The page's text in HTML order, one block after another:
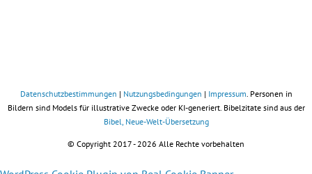
Datenschutzbestimmungen | Nutzungsbedingungen | Impressum . Personen in
Bildern sind Models für illustrative Zwecke oder KI-generiert. Bibelzitate sind aus der
Bibel, Neue-Welt-Übersetzung
© Copyright 2017 - 2026 Alle Rechte vorbehalten